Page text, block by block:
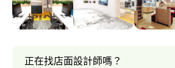
正在找店面設計師嗎？